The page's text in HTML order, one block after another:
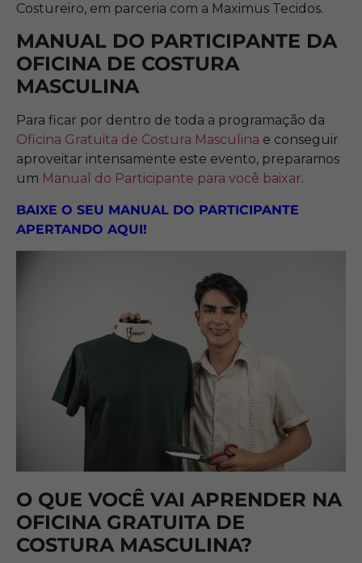
Costureiro, em parceria com a Maximus Tecidos.
MANUAL DO PARTICIPANTE DA
OFICINA DE COSTURA
MASCULINA
Para ficar por dentro de toda a programação da
Oficina Gratuita de Costura Masculina e conseguir
aproveitar intensamente este evento, preparamos
um Manual do Participante para você baixar.
BAIXE O SEU MANUAL DO PARTICIPANTE
APERTANDO AQUI!
O QUE VOCÊ VAI APRENDER NA
OFICINA GRATUITA DE
COSTURA MASCULINA?